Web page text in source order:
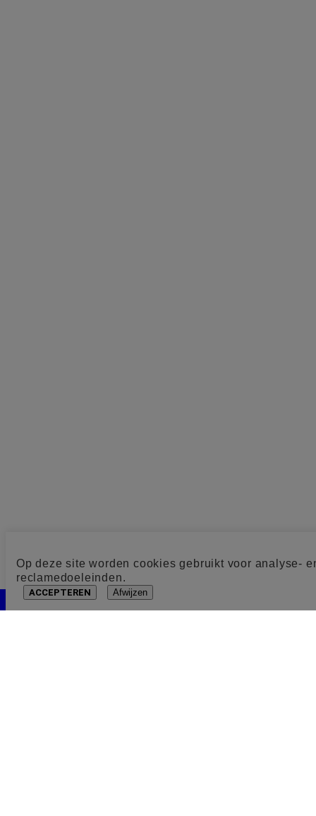
Op deze site worden cookies gebruikt voor analyse-
reclamedoeleinden.
ACCEPTEREN Afwijzen
Cookie toestemming